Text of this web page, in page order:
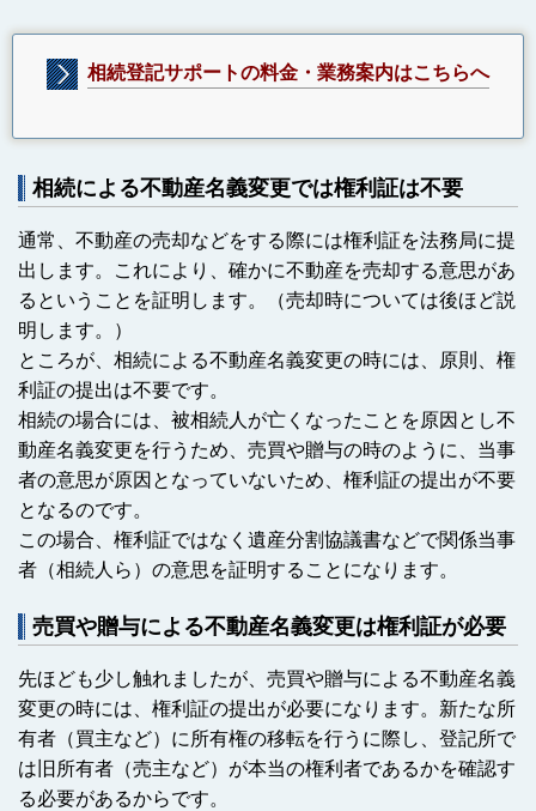
相続登記サポートの料金・業務案内はこちらへ
相続による不動産名義変更では権利証は不要
通常、不動産の売却などをする際には権利証を法務局に提
出します。これにより、確かに不動産を売却する意思があ
るということを証明します。（売却時については後ほど説
明します。）
ところが、相続による不動産名義変更の時には、原則、権
利証の提出は不要です。
相続の場合には、被相続人が亡くなったことを原因とし不
動産名義変更を行うため、売買や贈与の時のように、当事
者の意思が原因となっていないため、権利証の提出が不要
となるのです。
この場合、権利証ではなく遺産分割協議書などで関係当事
者（相続人ら）の意思を証明することになります。
売買や贈与による不動産名義変更は権利証が必要
先ほども少し触れましたが、売買や贈与による不動産名義
変更の時には、権利証の提出が必要になります。新たな所
有者（買主など）に所有権の移転を行うに際し、登記所で
は旧所有者（売主など）が本当の権利者であるかを確認す
る必要があるからです。